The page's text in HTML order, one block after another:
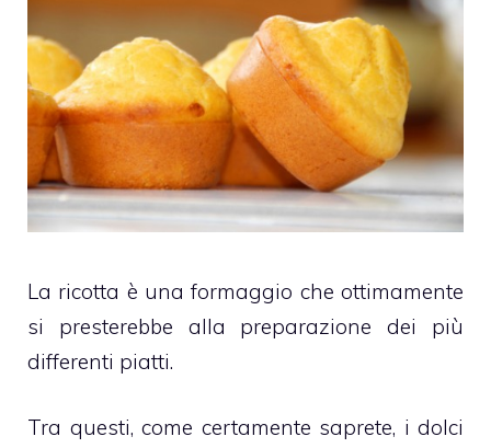
La ricotta è una formaggio che ottimamente
si presterebbe alla preparazione dei più
differenti piatti.
Tra questi, come certamente saprete, i dolci